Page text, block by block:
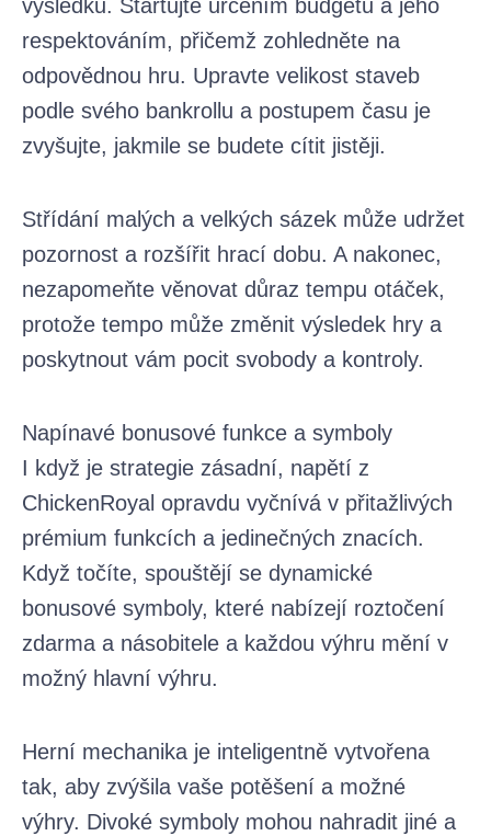
výsledku. Startujte určením budgetu a jeho
respektováním, přičemž zohledněte na
odpovědnou hru. Upravte velikost staveb
podle svého bankrollu a postupem času je
zvyšujte, jakmile se budete cítit jistěji.
Střídání malých a velkých sázek může udržet
pozornost a rozšířit hrací dobu. A nakonec,
nezapomeňte věnovat důraz tempu otáček,
protože tempo může změnit výsledek hry a
poskytnout vám pocit svobody a kontroly.
Napínavé bonusové funkce a symboly
I když je strategie zásadní, napětí z
ChickenRoyal opravdu vyčnívá v přitažlivých
prémium funkcích a jedinečných znacích.
Když točíte, spouštějí se dynamické
bonusové symboly, které nabízejí roztočení
zdarma a násobitele a každou výhru mění v
možný hlavní výhru.
Herní mechanika je inteligentně vytvořena
tak, aby zvýšila vaše potěšení a možné
výhry. Divoké symboly mohou nahradit jiné a